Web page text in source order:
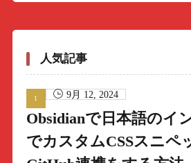
人気記事
9月 12, 2024
Obsidianで日本語のイ
でカスタムCSSスニペ